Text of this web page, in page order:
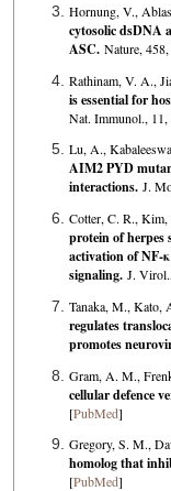
Hornung, V.,
cytosolic dsDNA
ASC. Nature,
Rathinam, V. A.,
is essential for
Nat. Immunol.,
Lu, A.,
AIM2 PYD
interactions. J.
Cotter, C. R.,
protein of herpes
activation of NF-
signaling. J.
Tanaka, M., Kato,
regulates
promotes
Gram, A. M.,
cellular defence
[PubMed]
Gregory, S. M.,
homolog that
[PubMed]